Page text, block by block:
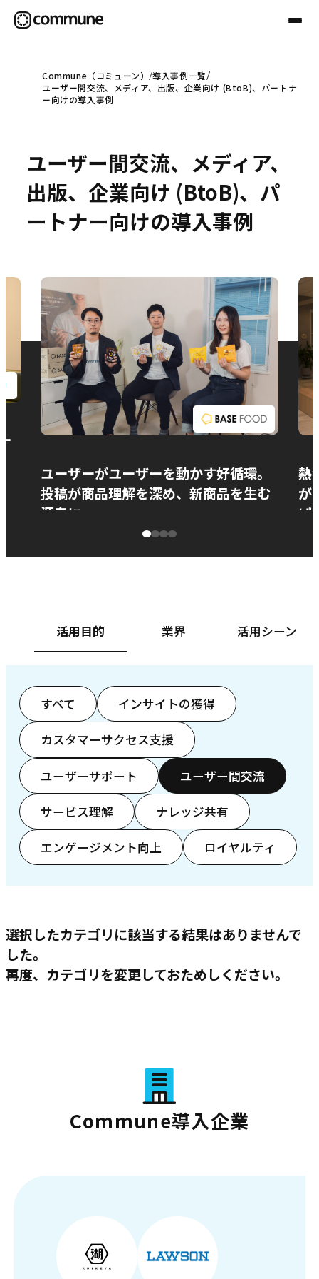
Communeについて
事例
お役立ち情報
お問い合わせ
Commune（コミューン）
導入事例一覧
ユーザー間交流、メディア、出版、企業向け (BtoB)、パートナ
ー向けの導入事例
ユーザー間交流、メディア、
出版、企業向け (BtoB)、パ
ートナー向けの導入事例
ユーザーがユーザーを動かす好循環。
投稿が商品理解を深め、新商品を生む
源泉に
熱
が
ぱ
活用目的 業界 活用シーン
すべて インサイトの獲得
カスタマーサクセス支援
ユーザーサポート ユーザー間交流
サービス理解 ナレッジ共有
エンゲージメント向上 ロイヤルティ
選択したカテゴリに該当する結果はありませんで
した。
再度、カテゴリを変更しておためしください。
Commune導入企業